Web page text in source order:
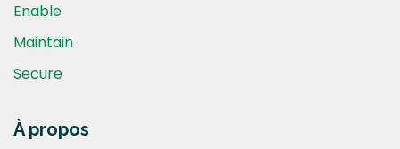
Enable
Maintain
Secure
À propos